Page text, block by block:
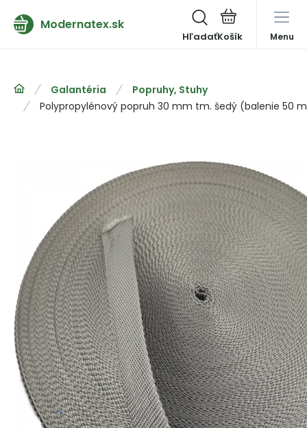
Modernatex.sk
Hľadať Menu
Galantéria
Popruhy, Stuhy
Polypropylénový popruh 30 mm tm. šedý (balenie 50